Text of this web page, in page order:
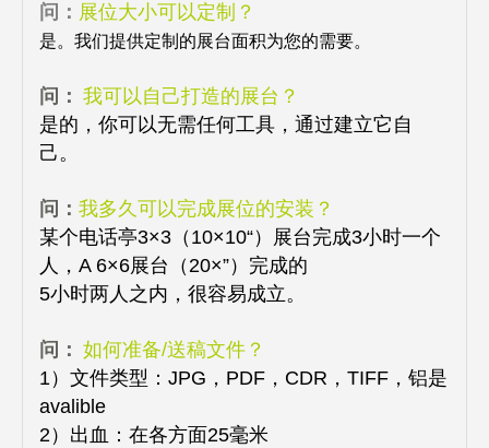
问： 展位大小可以定制？
是。我们提供定制的展台面积为您的需要。
问： 我可以自己打造的展台？
是的，你可以无需任何工具，通过建立它自
己。
问： 我多久可以完成展位的安装？
某个电话亭3×3（10×10“）展台完成3小时一个
人，A 6×6展台（20×”）完成的
5小时两人之内，很容易成立。
问： 如何准备/送稿文件？
1）文件类型：JPG，PDF，CDR，TIFF，铝是
avalible
2）出血：在各方面25毫米